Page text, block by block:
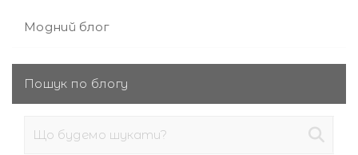
Модний блог
Пошук по блогу